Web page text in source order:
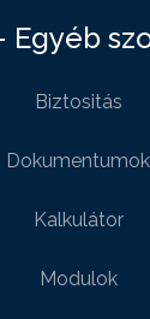
Egyéb
Biztositás
Dokumentumok
Kalkulátor
Modulok